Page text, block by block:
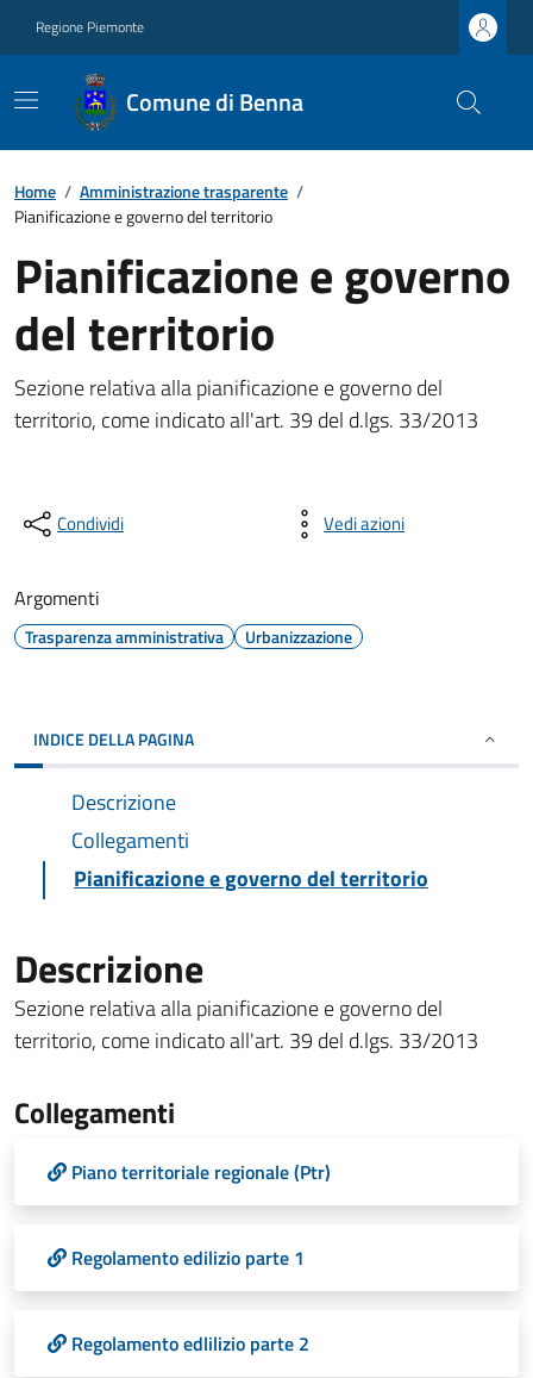
Regione Piemonte
Comune di Benna
Home / Amministrazione trasparente /
Pianificazione e governo del territorio
Pianificazione e governo
del territorio
Sezione relativa alla pianificazione e governo del
territorio, come indicato all'art. 39 del d.lgs. 33/2013
Condividi Vedi azioni
Argomenti
Trasparenza amministrativa Urbanizzazione
INDICE DELLA PAGINA
Descrizione
Collegamenti
Pianificazione e governo del territorio
Descrizione
Sezione relativa alla pianificazione e governo del
territorio, come indicato all'art. 39 del d.lgs. 33/2013
Collegamenti
Piano territoriale regionale (Ptr)
Regolamento edilizio parte 1
Regolamento edlilizio parte 2